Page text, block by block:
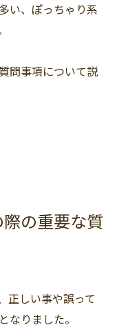
い、ぽっちゃり系
問事項について説
の重要な質
正しい事や誤って
なりました。